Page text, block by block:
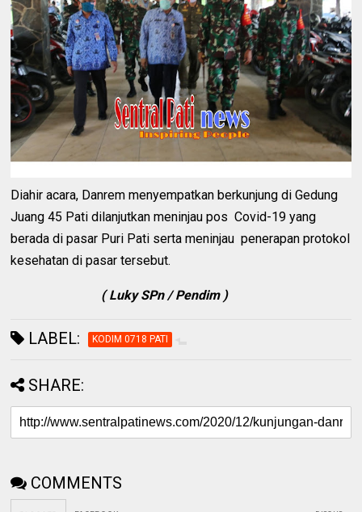
Diahir acara, Danrem menyempatkan berkunjung di Gedung
Juang 45 Pati dilanjutkan meninjau pos Covid-19 yang
berada di pasar Puri Pati serta meninjau penerapan protokol
kesehatan di pasar tersebut.
( Luky SPn / Pendim )
LABEL: KODIM 0718 PATI
SHARE:
COMMENTS